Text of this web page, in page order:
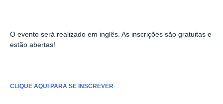
O evento será realizado em inglês. As inscrições são gratuitas e
estão abertas!
CLIQUE AQUI PARA SE INSCREVER